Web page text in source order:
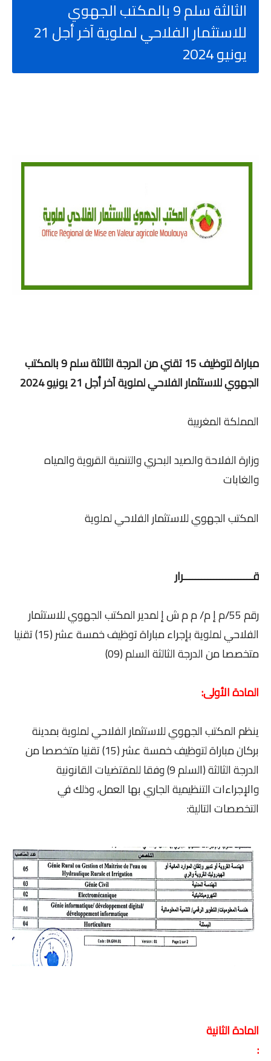
الثالثة سلم 9 بالمكتب الجهوي
للاستثمار الفلاحي لملوية آخر أجل 21
يونيو 2024
مباراة لتوظيف 15 تقني من الدرجة الثالثة سلم 9 بالمكتب
الجهوي للاستثمار الفلاحي لملوية آخر أجل 21 يونيو 2024
المملكة المغربية
وزارة الفلاحة والصيد البحري والتنمية القروية والمياه
والغابات
المكتب الجهوي للاستثمار الفلاحي لملوية
قـــــــــــــــــــــــرار
رقم 55/م إ م/ م م ش إ لمدير المكتب الجهوي للاستثمار
الفلاحي لملوية بإجراء مباراة توظيف خمسة عشر (15) تقنيا
متخصصا من الدرجة الثالثة السلم (09)
المادة الأولى:
ينظم المكتب الجهوي للاستثمار الفلاحي لملوية بمدينة
بركان مباراة لتوظيف خمسة عشر (15) تقنيا متخصصا من
الدرجة الثالثة (السلم 9) وفقا للمقتضيات القانونية
والإجراءات التنظيمية الجاري بها العمل، وذلك في
التخصصات التالية:
المادة الثانية
: